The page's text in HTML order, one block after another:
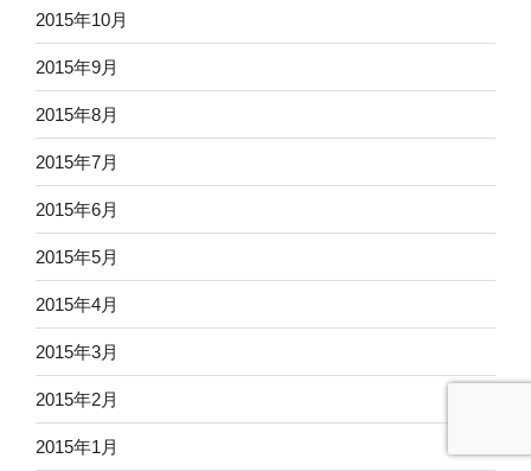
2015年10月
2015年9月
2015年8月
2015年7月
2015年6月
2015年5月
2015年4月
2015年3月
2015年2月
2015年1月